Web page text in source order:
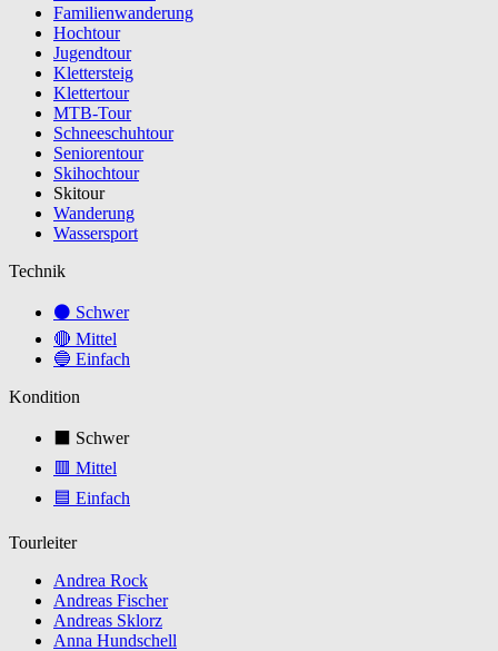
Familienwanderung
Hochtour
Jugendtour
Klettersteig
Klettertour
MTB-Tour
Schneeschuhtour
Seniorentour
Skihochtour
Skitour
Wanderung
Wassersport
Technik
⚫ Schwer
🔴 Mittel
🔵 Einfach
Kondition
⬛ Schwer
🟥 Mittel
🟦 Einfach
Tourleiter
Andrea Rock
Andreas Fischer
Andreas Sklorz
Anna Hundschell